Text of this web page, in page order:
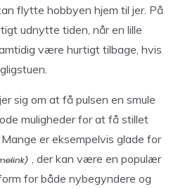
flytte hobbyen hjem til jer. På
udnytte tiden, når en lille
være hurtigt tilbage, hvis
sig om at få pulsen en smule
muligheder for at få stillet
er eksempelvis glade for
, der kan være en populær
for både nybegyndere og